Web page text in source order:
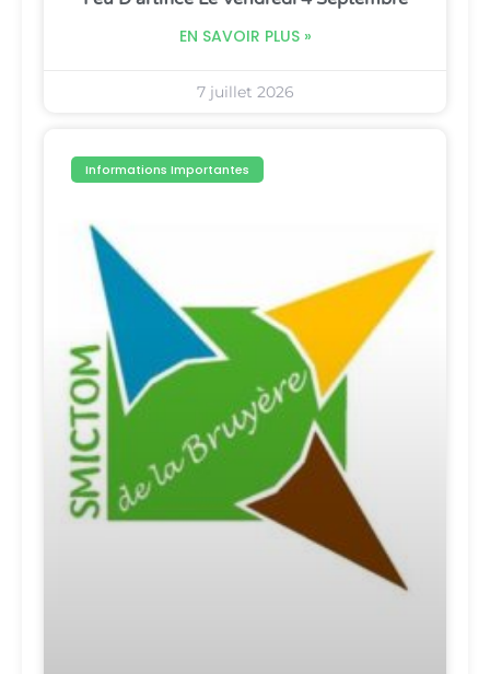
EN SAVOIR PLUS »
7 juillet 2026
Informations Importantes